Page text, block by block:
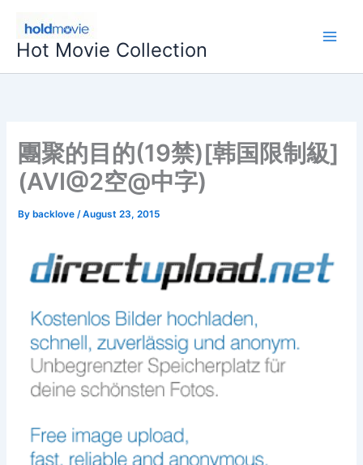
content
Hot Movie Collection
團聚的目的(19禁)[韩国限制級]
(AVI@2空@中字)
By backlove/August 23, 2015